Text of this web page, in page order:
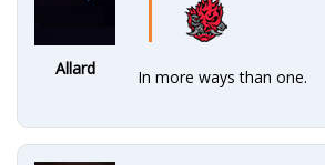
Allard In more ways than one.